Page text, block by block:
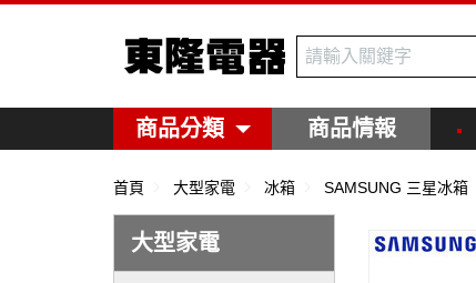
東隆電器
商品分類 商品情報
首頁 大型家電 冰箱 SAMSUNG 三星冰箱
大型家電